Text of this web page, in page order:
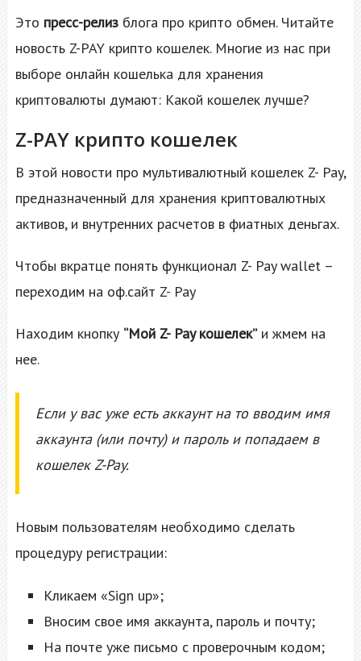
Это пресс-релизблога про крипто обмен. Читайте
новость Z-PAY крипто кошелек. Многие из нас при
выборе онлайн кошелька для хранения
криптовалюты думают: Какой кошелек лучше?
Z-PAY крипто кошелек
В этой новости про мультивалютный кошелек Z- Pay,
предназначенный для хранения криптовалютных
активов, и внутренних расчетов в фиатных деньгах.
Чтобы вкратце понять функционал Z- Pay wallet –
переходим на оф.сайт Z- Pay
Находим кнопку “Мой Z- Pay кошелек”и жмем на
нее.
Если у вас уже есть аккаунт на то вводим имя
аккаунта (или почту) и пароль и попадаем в
кошелек Z-Pay.
Новым пользователям необходимо сделать
процедуру регистрации:
Кликаем «Sign up»;
Вносим свое имя аккаунта, пароль и почту;
На почте уже письмо с проверочным кодом;